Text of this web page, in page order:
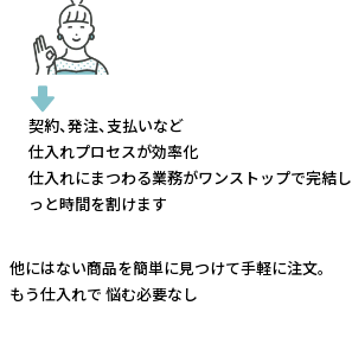
契約、発注、支払いなど
仕入れプロセスが効率化
仕入れにまつわる業務がワンストップで完結し
っと時間を割けます
他にはない商品を簡単に見つけて手軽に注文。
もう仕入れで 悩む必要なし